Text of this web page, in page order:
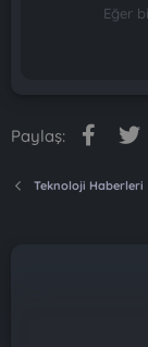
Eğer
Paylaş:
Teknoloji Haberleri